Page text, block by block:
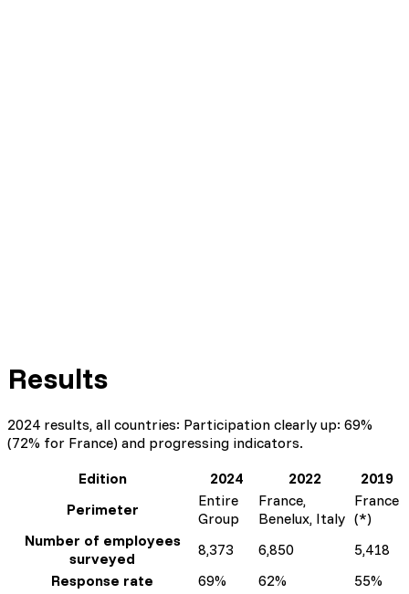
Results
2024 results, all countries: Participation clearly up: 69%
(72% for France) and progressing indicators.
Edition
2024 2022
2019
Perimeter
Entire
Group
France,
Benelux, Italy
France
(*)
Number of employees
surveyed
8,373 6,850
5,418
Response rate
69% 62%
55%